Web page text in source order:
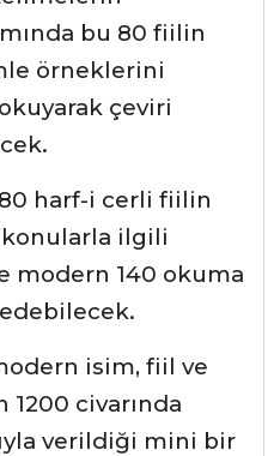
bu 80 fiilin
örneklerini
çeviri
harf-i cerli fiilin
ilgili
modern 140 okuma
isim, fiil ve
1200 civarında
verildiği mini bir